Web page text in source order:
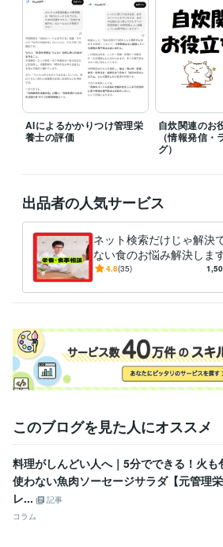
そのため余裕を持った時間の確保を目的とし
設けていただければと思います。
経験職種
ライフスタイル・その他 / その他 経験年数
個人 2025年1月 ~ 現在
（Kindle）
資格・検定
管理栄養士 取得年 : 2004年
栄養士 取得年 : 2004年
ビジネス・クリエイティブツール
Excel:23年Word:23年
栄養マイスター:3年栄養Pro:5年
得意分野
住まい・美容・生活相談 栄養・食事相談な
管理栄養士 栄養相談 食事相談 献立作成
学歴
長崎県立長崎シーボルト大学 2001年3月 ~
AIによるかかりつけ管理栄
養士の評価
自炊関連のお
（情報発信・
グ）
出品者の人気サービス
ネット検索だけじゃ解決
ない食のお悩み解決しま
栄養・食事相談、その他
せ下さい
4.8(35)
このブログを見た人にオススメ
料理がしんどい人へ｜5分でできる！火も
使わない魚肉ソーセージサラダ【元管理
レ...
記事
コラム